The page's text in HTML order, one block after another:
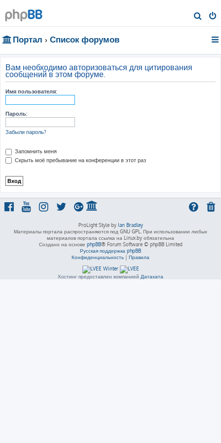
о
Портал Список форумов
Вам необходимо авторизоваться для цитирования
сообщений в этом форуме.
Имя пользователя:
Пароль:
Забыли пароль?
Запомнить меня
Скрыть моё пребывание на конференции в этот раз
ProLight Style by Ian Bradley
Материалы портала распространяются под GNU GPL. При использовании любых
материалов портала ссылка на Linux.by обязательна
Создано на основе phpBB® Forum Software © phpBB Limited
Русская поддержка phpBB
Конфиденциальность | Правила
Хостинг предоставлен компанией Датахата